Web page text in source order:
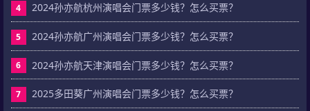
4 2024孙亦航杭州演唱会门票多少钱？怎么买票？
5 2024孙亦航广州演唱会门票多少钱？怎么买票？
6 2024孙亦航天津演唱会门票多少钱？怎么买票？
7 2025多田葵广州演唱会门票多少钱？怎么买票？